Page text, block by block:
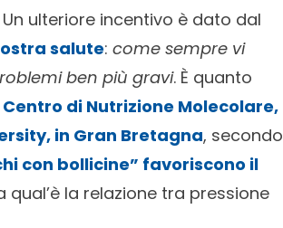
ulteriore incentivo è dato dal
salute: come sempre vi
ben più gravi. È quanto
Centro di Nutrizione Molecolare,
in Gran Bretagna, secondo
con bollicine” favoriscono il
qual’è la relazione tra pressione